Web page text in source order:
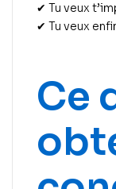
✔ Tu veux
✔ Tu veux
Ce